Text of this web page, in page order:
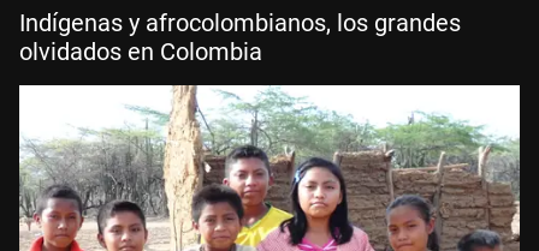
Indígenas y afrocolombianos, los grandes
olvidados en Colombia